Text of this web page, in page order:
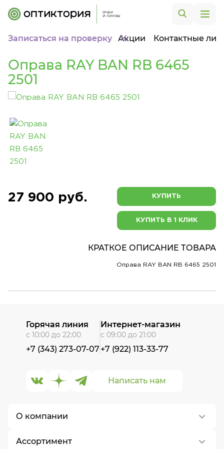
Записаться на проверку Акции Контактные
Оправа RAY BAN RB 6465
2501
27 900 руб. КУПИТЬ
КУПИТЬ В 1 КЛИК
КРАТКОЕ ОПИСАНИЕ ТОВАРА
Оправа RAY BAN RB 6465 2501
О компании
О нас
Ассортимент
Написать нам
Горячая линия
с 10:00 до 22:00
+7 (343) 273-07-07
Интернет-магазин
с 09:00 до 21:00
+7 (922) 113-33-77